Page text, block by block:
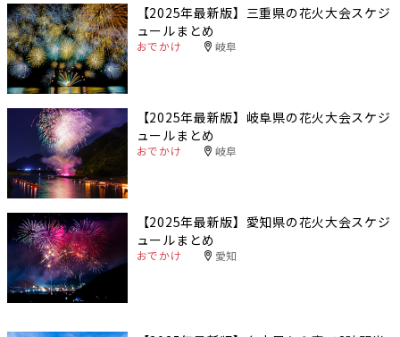
【2025年最新版】三重県の花火大会スケジ
ュールまとめ
おでかけ 岐阜
【2025年最新版】岐阜県の花火大会スケジ
ュールまとめ
おでかけ 岐阜
【2025年最新版】愛知県の花火大会スケジ
ュールまとめ
おでかけ 愛知